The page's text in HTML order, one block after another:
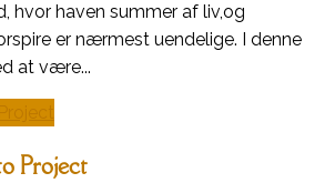
hvor haven summer af liv,og
er nærmest uendelige. I denne
at være...
Project